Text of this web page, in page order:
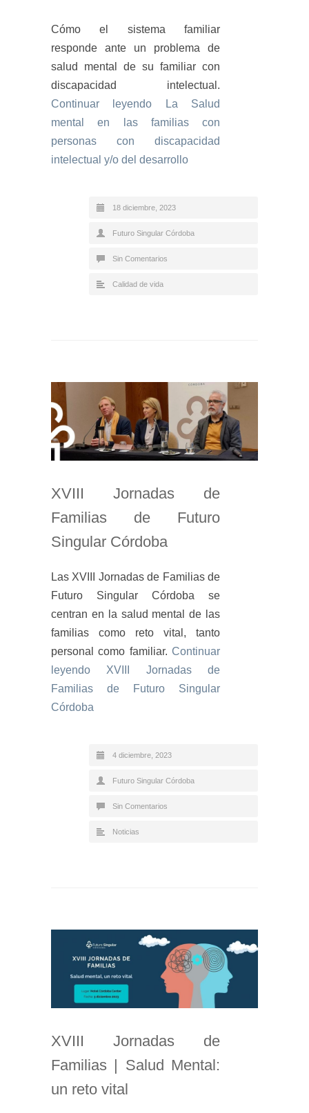
Cómo el sistema familiar
responde ante un problema de
salud mental de su familiar con
discapacidad intelectual.
Continuar leyendo La Salud
mental en las familias con
personas con discapacidad
intelectual y/o del desarrollo
18 diciembre, 2023
Futuro Singular Córdoba
Sin Comentarios
Calidad de vida
XVIII Jornadas de
Familias de Futuro
Singular Córdoba
Las XVIII Jornadas de Familias de
Futuro Singular Córdoba se
centran en la salud mental de las
familias como reto vital, tanto
personal como familiar. Continuar
leyendo XVIII Jornadas de
Familias de Futuro Singular
Córdoba
4 diciembre, 2023
Futuro Singular Córdoba
Sin Comentarios
Noticias
XVIII Jornadas de
Familias | Salud Mental:
un reto vital